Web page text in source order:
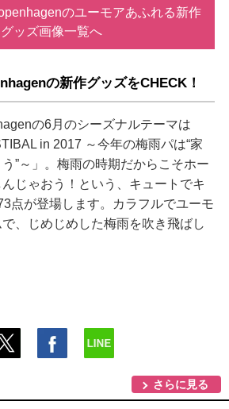
のユーモアあふれる新作
グッズ画像一覧へ
の新作グッズをCHECK！
の6月のシーズナルテーマは
in 2017 ～今年の梅雨パは“家
う”～」。梅雨の時期だからこそホー
じゃおう！という、キュートでキ
点が登場します。カラフルでユーモ
、じめじめした梅雨を吹き飛ばし
さらに見る